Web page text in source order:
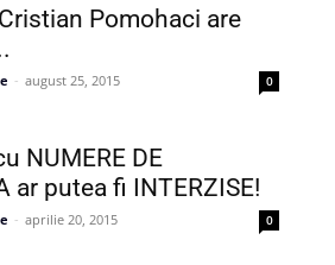
Pomohaci are
- august 25, 2015 0
NUMERE DE
ar putea fi INTERZISE!
- aprilie 20, 2015 0